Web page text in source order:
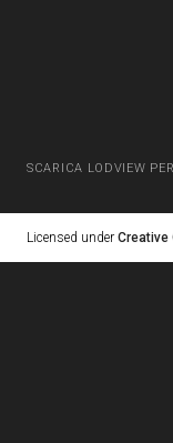
SCARICA LODVIEW
Licensed under Creative